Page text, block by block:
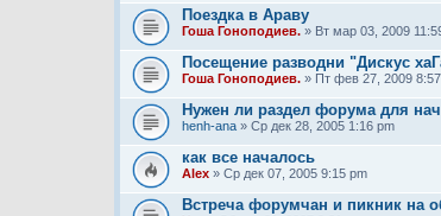
Поездка в Араву
Гоша Гоноподиев. » Вт мар 03, 2009
Посещение разводни "Дискус
Гоша Гоноподиев. » Пт фев 27, 2009
Нужен ли раздел форума для
henh-ana » Ср дек 28, 2005 1:16 pm
как все началось
Alex » Ср дек 07, 2005 9:15 pm
Встреча форумчан и пикник на